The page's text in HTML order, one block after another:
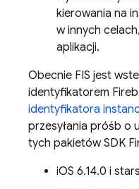
kierowania na
w innych
aplikacji.
Obecnie FIS jest
identyfikatorem
identyfikatora
przesyłania próśb o
tych pakietów SDK
iOS 6.14.0 i